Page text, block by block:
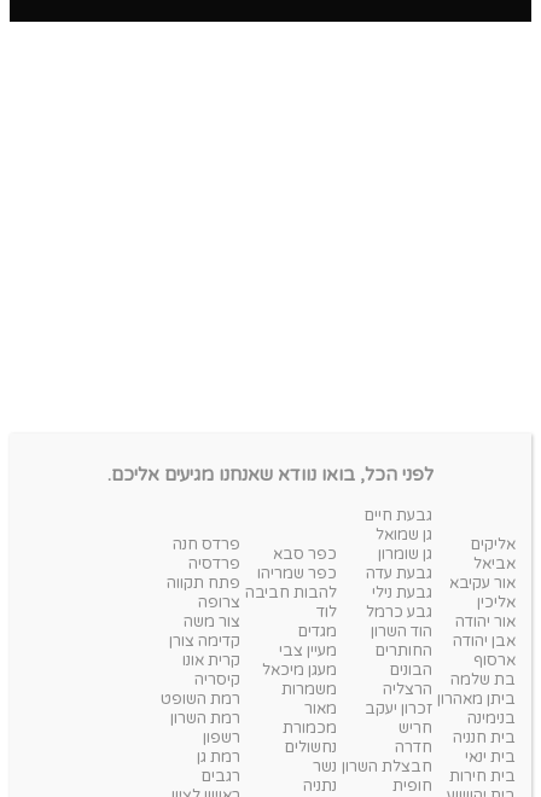
לפני הכל, בואו נוודא שאנחנו מגיעים אליכם.
אליקים
אביאל
אור עקיבא
אליכין
אור יהודה
אבן יהודה
ארסוף
בת שלמה
ביתן מאהרון
בנימינה
בית חנניה
בית ינאי
בית חירות
גבעת חיים
גן שמואל
גן שומרון
גבעת עדה
גבעת נילי
גבע כרמל
הוד השרון
החותרים
הבונים
הרצליה
זכרון יעקב
חריש
חדרה
חבצלת השרון
חופית
כפר סבא
כפר שמריהו
להבות חביבה
לוד
מגדים
מעיין צבי
מעגן מיכאל
משמרות
מאור
מכמורת
נחשולים
נשר
נתניה
פרדס חנה
פרדסיה
פתח תקווה
צרופה
צור משה
קדימה צורן
קרית אונו
קיסריה
רמת השופט
רמת השרון
רשפון
רמת גן
רגבים